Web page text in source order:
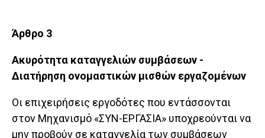
Άρθρο 3
Ακυρότητα καταγγελιών συμβάσεων -
Διατήρηση ονομαστικών μισθών εργαζομένων
Οι επιχειρήσεις εργοδότες που εντάσσονται
στον Μηχανισμό «ΣΥΝ-ΕΡΓΑΣΙΑ» υποχρεούνται να
μην προβούν σε καταγγελία των συμβάσεων